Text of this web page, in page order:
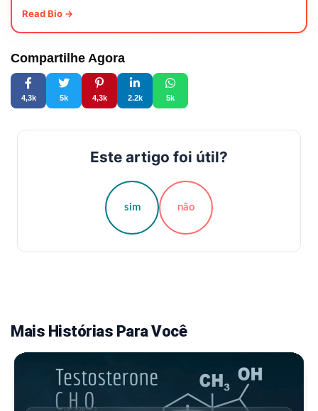
Read Bio →
Compartilhe Agora
4,3k 5k 4,3k 2.2k 5k
Este artigo foi útil?
sim não
Mais Histórias Para Você